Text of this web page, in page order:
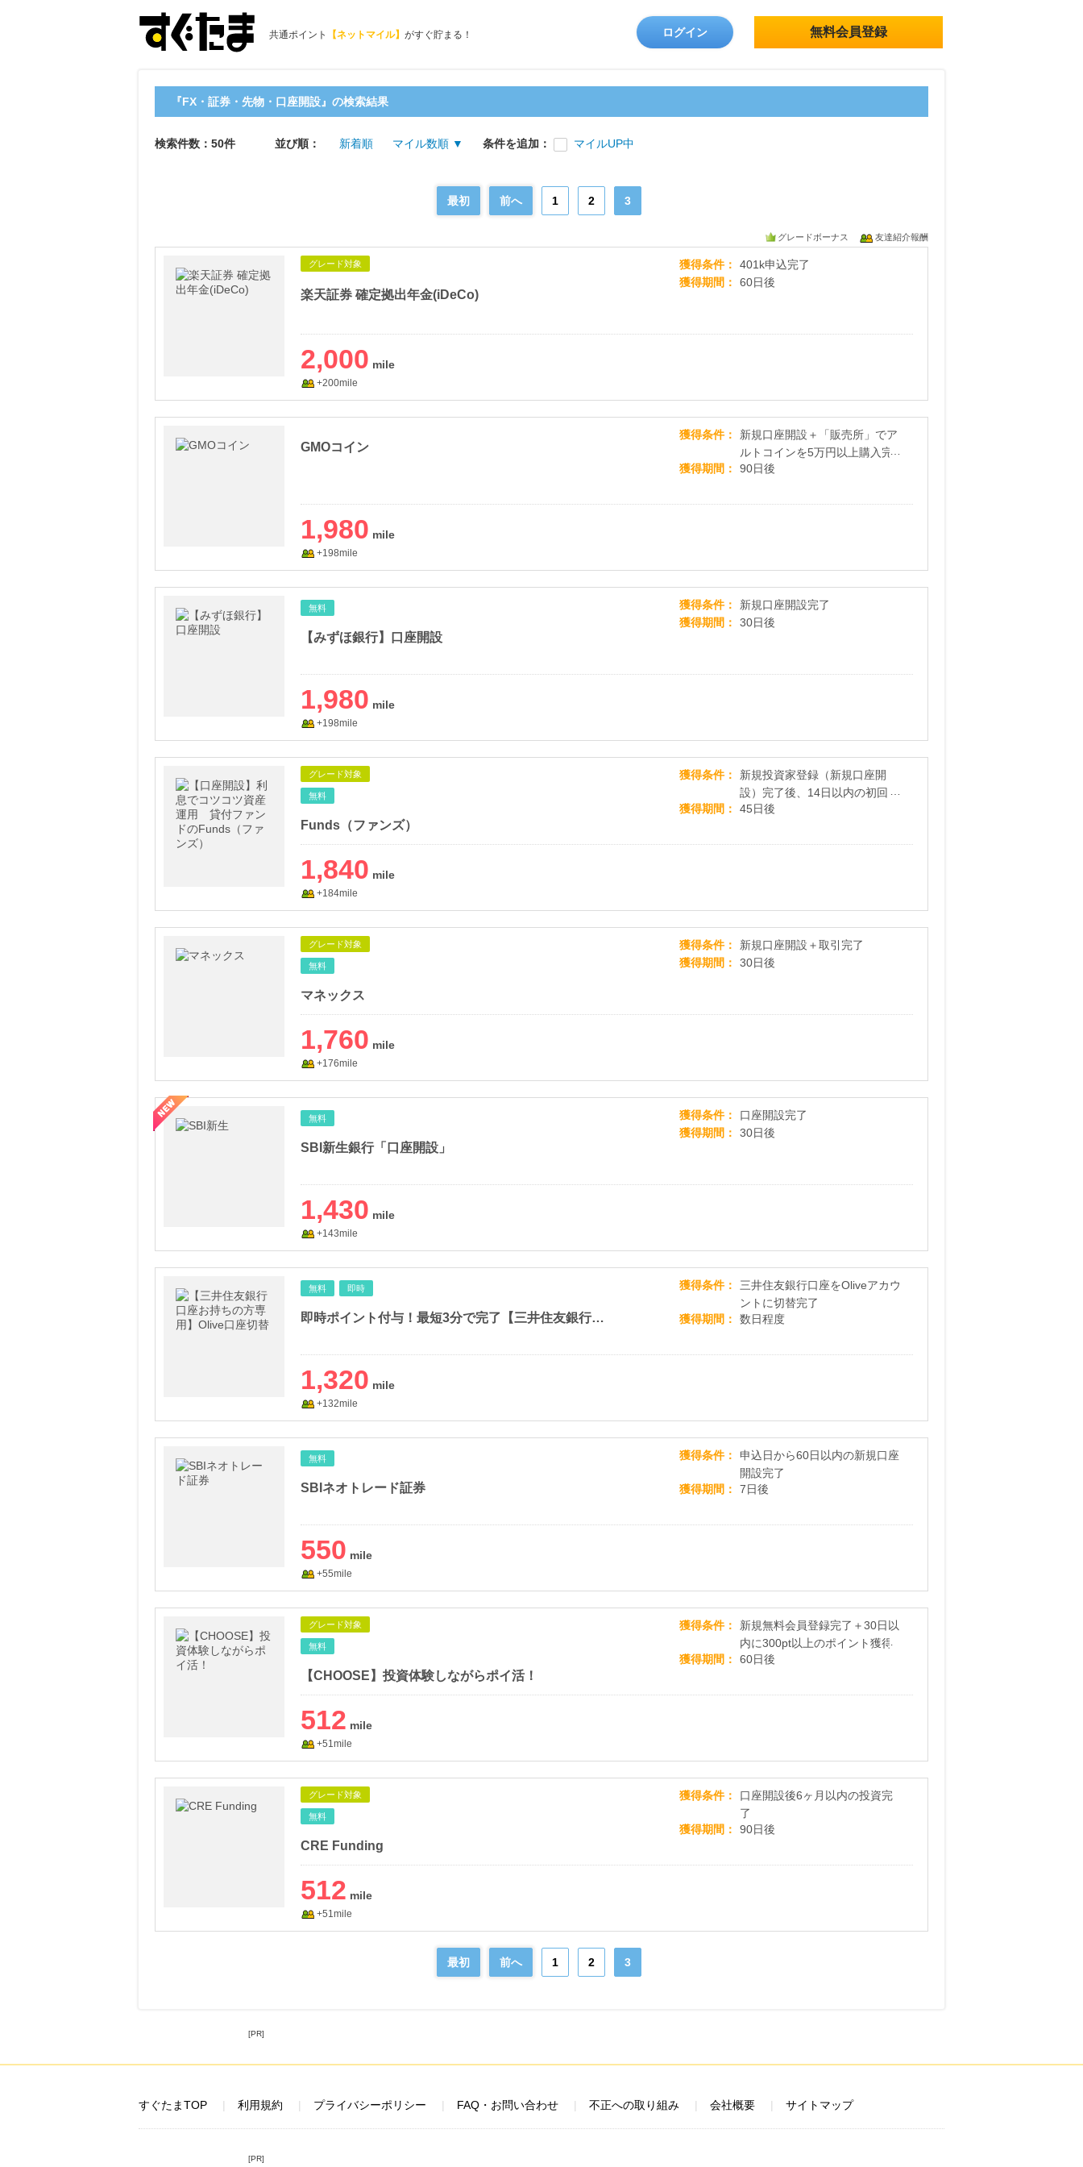
共通ポイント 【ネットマイル】 がすぐ貯まる！ ログイン 無料会員登録
『FX・証券・先物・口座開設』の検索結果
検索件数：50件 並び順： 新着順 マイル数順 ▼ 条件を追加： マイルUP中
最初 前へ 1 2 3
グレードボーナス 友達紹介報酬
グレード対象
楽天証券 確定拠出年金(iDeCo)
獲得条件
401k申込完了
獲得期間
60日後
2,000
+200mile
GMOコイン
獲得条件
新規口座開設＋「販売所」でア
ルトコインを5万円以上購入完
了
獲得期間 90日後
1,980
+198mile
無料
【みずほ銀行】口座開設
獲得条件
新規口座開設完了
獲得期間
30日後
1,980
+198mile
グレード対象
無料
Funds（ファンズ）
獲得条件
新規投資家登録（新規口座開
設）完了後、14日以内の初回ロ
グイン完了時点 ※口座開設申
※初めて「Funds(ファンズ)
獲得期間 45日後
1,840
+184mile
グレード対象
無料
マネックス
獲得条件
新規口座開設＋取引完了
獲得期間
30日後
1,760
+176mile
無料
SBI新生銀行「口座開設」
獲得条件
口座開設完了
獲得期間
30日後
1,430
+143mile
無料 即時
即時ポイント付与！最短3分で完了【三井住友銀行口座お持ちの方専用】Olive口座切替
獲得条件
三井住友銀行口座をOliveアカウ
ントに切替完了
獲得期間
数日程度
1,320
+132mile
無料
SBIネオトレード証券
獲得条件
申込日から60日以内の新規口座
開設完了
獲得期間
7日後
550
+55mile
グレード対象
無料
【CHOOSE】投資体験しながらポイ活！
獲得条件
新規無料会員登録完了＋30日以
内に300pt以上のポイント獲得
獲得期間
60日後
512
+51mile
グレード対象
無料
CRE Funding
獲得条件
口座開設後6ヶ月以内の投資完
了
獲得期間
90日後
512
+51mile
最初 前へ 1 2 3
[PR]
すぐたまTOP 利用規約 プライバシーポリシー FAQ・お問い合わせ 不正への取り組み 会社概要 サイトマップ
[PR]